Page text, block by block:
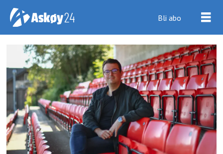
Bli abo